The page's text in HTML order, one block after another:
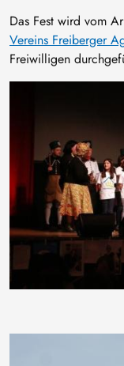
Das Fest wird vom
Vereins Freiberger
Freiwilligen